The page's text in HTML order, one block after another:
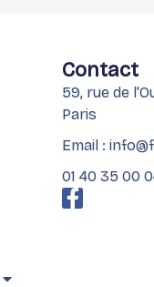
Contact
59, rue de
Paris
Email :
01 40 35 00
F